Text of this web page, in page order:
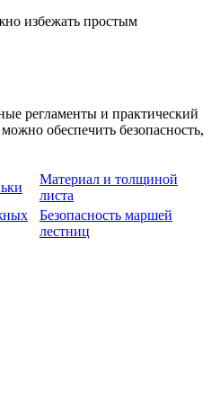
избежать простым
регламенты и практический
обеспечить безопасность,
Материал и толщиной
листа
Безопасность маршей
лестниц